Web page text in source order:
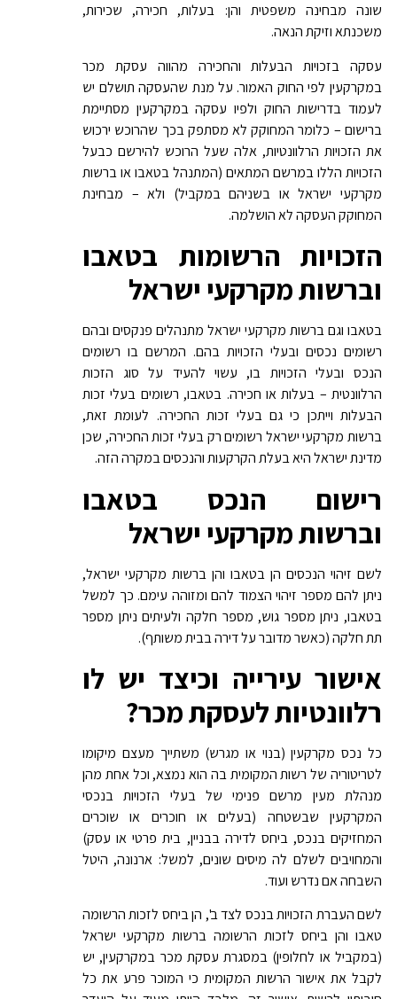
שונה מבחינה משפטית והן: בעלות, חכירה, שכירות,
משכנתא וזיקת הנאה.
עסקה בזכויות הבעלות והחכירה מהווה עסקת מכר
במקרקעין לפי החוק האמור. על מנת שהעסקה תושלם יש
לעמוד בדרישות החוק ולפיו עסקה במקרקעין מסתיימת
ברישום – כלומר המחוקק לא מסתפק בכך שהרוכש ירכוש
את הזכויות הרלוונטיות, אלה שעל הרוכש להירשם כבעל
הזכויות הללו במרשם המתאים (המתנהל בטאבו או ברשות
מקרקעי ישראל או בשניהם במקביל) ולא – מבחינת
המחוקק העסקה לא הושלמה.
הזכויות הרשומות בטאבו
וברשות מקרקעי ישראל
בטאבו וגם ברשות מקרקעי ישראל מתנהלים פנקסים ובהם
רשומים נכסים ובעלי הזכויות בהם. המרשם בו רשומים
הנכס ובעלי הזכויות בו, עשוי להעיד על סוג הזכות
הרלוונטית – בעלות או חכירה. בטאבו, רשומים בעלי זכות
הבעלות וייתכן כי גם בעלי זכות החכירה. לעומת זאת,
ברשות מקרקעי ישראל רשומים רק בעלי זכות החכירה, שכן
מדינת ישראל היא בעלת הקרקעות והנכסים במקרה הזה.
רישום הנכס בטאבו
וברשות מקרקעי ישראל
לשם זיהוי הנכסים הן בטאבו והן ברשות מקרקעי ישראל,
ניתן להם מספר זיהוי הצמוד להם ומזוהה עימם. כך למשל
בטאבו, ניתן מספר גוש, מספר חלקה ולעיתים ניתן מספר
תת חלקה (כאשר מדובר על דירה בבית משותף).
אישור עירייה וכיצד יש לו
רלוונטיות לעסקת מכר?
כל נכס מקרקעין (בנוי או מגרש) משתייך מעצם מיקומו
לטריטוריה של רשות המקומית בה הוא נמצא, וכל אחת מהן
מנהלת מעין מרשם פנימי של בעלי הזכויות בנכסי
המקרקעין שבשטחה (בעלים או חוכרים או שוכרים
המחזיקים בנכס, ביחס לדירה בבניין, בית פרטי או עסק)
והמחויבים לשלם לה מיסים שונים, למשל: ארנונה, היטל
השבחה אם נדרש ועוד.
לשם העברת הזכויות בנכס לצד ב', הן ביחס לזכות הרשומה
טאבו והן ביחס לזכות הרשומה ברשות מקרקעי ישראל
(במקביל או לחלופין) במסגרת עסקת מכר במקרקעין, יש
לקבל את אישור הרשות המקומית כי המוכר פרע את כל